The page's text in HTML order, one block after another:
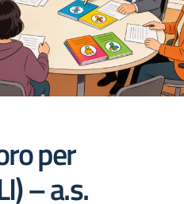
per
– a.s.